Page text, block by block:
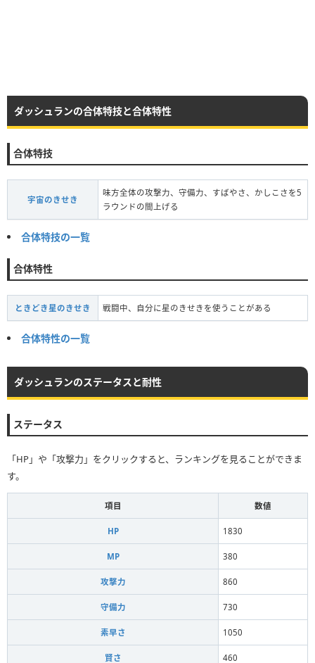
ダッシュランの合体特技と合体特性
合体特技
宇宙のきせき
味方全体の攻撃力、守備力、すばやさ、かしこさを5
ラウンドの間上げる
合体特技の一覧
合体特性
ときどき星のきせき 戦闘中、自分に星のきせきを使うことがある
合体特性の一覧
ダッシュランのステータスと耐性
ステータス
「HP」や「攻撃力」をクリックすると、ランキングを見ることができま
す。
項目 数値
HP 1830
MP 380
攻撃力 860
守備力 730
素早さ 1050
賢さ 460